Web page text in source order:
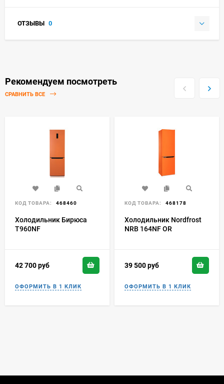
ОТЗЫВЫ 0
Рекомендуем посмотреть
СРАВНИТЬ ВСЕ
КОД ТОВАРА: 468460
Холодильник Бирюса
T960NF
42 700руб
КОД ТОВАРА: 468178
Холодильник Nordfrost
NRB 164NF OR
39 500руб